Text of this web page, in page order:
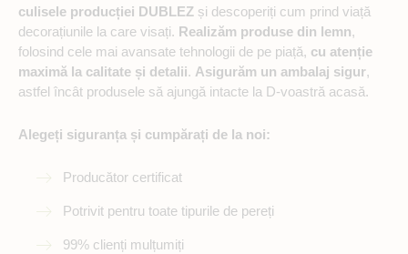
culisele producției DUBLEZ și descoperiți cum prind viață
decorațiunile la care visați. Realizăm produse din lemn,
folosind cele mai avansate tehnologii de pe piață, cu atenție
maximă la calitate și detalii. Asigurăm un ambalaj sigur,
astfel încât produsele să ajungă intacte la D-voastră acasă.
Alegeți siguranța și cumpărați de la noi:
Producător certificat
Potrivit pentru toate tipurile de pereți
99% clienți mulțumiți